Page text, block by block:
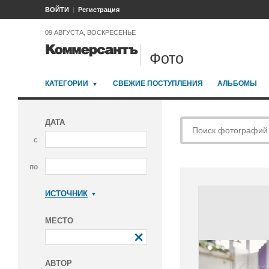
ВОЙТИ Регистрация
09 АВГУСТА, ВОСКРЕСЕНЬЕ
Фото
КАТЕГОРИИ СВЕЖИЕ ПОСТУПЛЕНИЯ АЛЬБОМЫ
ДАТА
с
по
ИСТОЧНИК
МЕСТО
АВТОР